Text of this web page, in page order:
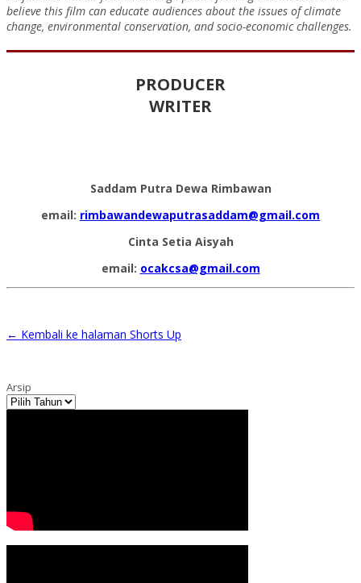
believe this film can educate audiences about the issues of climate
change, environmental conservation, and socio-economic challenges.
PRODUCER
WRITER
Saddam Putra Dewa Rimbawan
email: rimbawandewaputrasaddam@gmail.com
Cinta Setia Aisyah
email: ocakcsa@gmail.com
← Kembali ke halaman Shorts Up
Arsip